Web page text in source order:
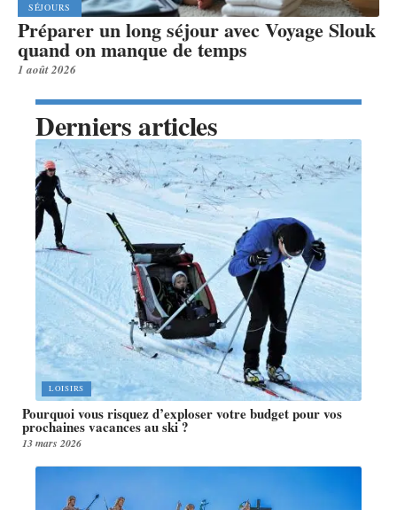
SÉJOURS
Préparer un long séjour avec Voyage Slouk
quand on manque de temps
1 août 2026
Derniers articles
LOISIRS
Pourquoi vous risquez d’exploser votre budget pour vos
prochaines vacances au ski ?
13 mars 2026